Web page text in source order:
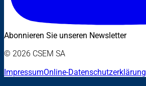
Abonnieren Sie unseren Newsletter
© 2026 CSEM SA
ImpressumOnline-Datenschutzerklärung